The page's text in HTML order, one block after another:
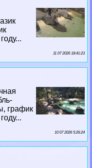
11 07 2026 18:41:23
график
10 07 2026 5:26:24